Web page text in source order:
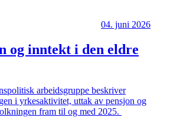
04. juni 2026
og inntekt i den eldre
arbeidsgruppe beskriver
i yrkesaktivitet, uttak av pensjon og
fram til og med 2025.